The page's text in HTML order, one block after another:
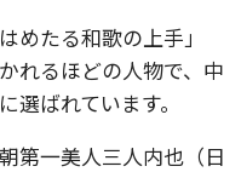
めたる和歌の上手」
れるほどの人物で、中
ばれています。
第一美人三人内也（日